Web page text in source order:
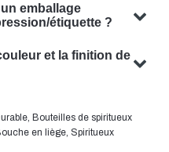
emballage
étiquette ?
spécialisée dans la
et la finition de
équipe se fera un
la couleur et la
, Bouteilles de spiritueux
en liège, Spiritueux